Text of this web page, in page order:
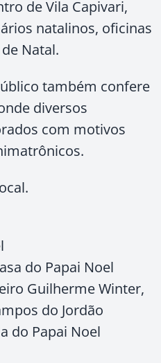
de Vila Capivari,
natalinos, oficinas
Natal.
também confere
diversos
com motivos
do Papai Noel
Guilherme Winter,
do Jordão
do Papai Noel